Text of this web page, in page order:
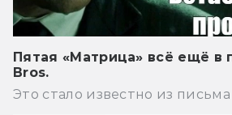
Пятая «Матрица» всё ещё в
Bros.
Это стало известно из